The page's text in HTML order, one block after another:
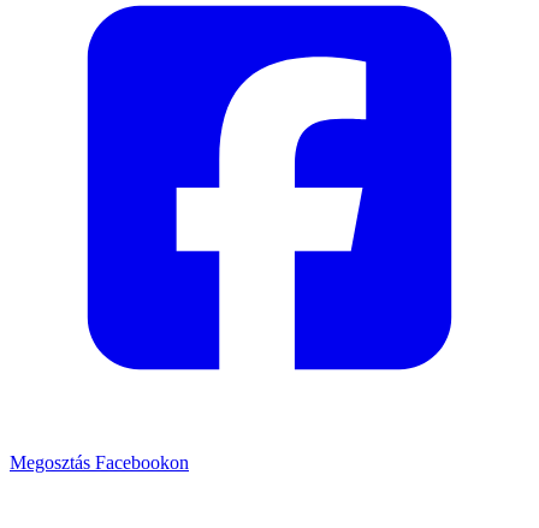
Megosztás Facebookon